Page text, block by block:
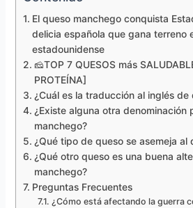
El queso manchego conquista
delicia española que gana terreno
estadounidense
🧀TOP 7 QUESOS más
PROTEÍNA]
¿Cuál es la traducción al inglés de
¿Existe alguna otra denominación
manchego?
¿Qué tipo de queso se asemeja al
¿Qué otro queso es una buena
manchego?
Preguntas Frecuentes
¿Cómo está afectando la guerra